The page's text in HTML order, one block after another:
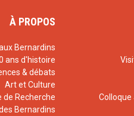
À PROPOS
Bernardins
ans d'histoire
& débats
Art et Culture
de Recherche
Bernardins